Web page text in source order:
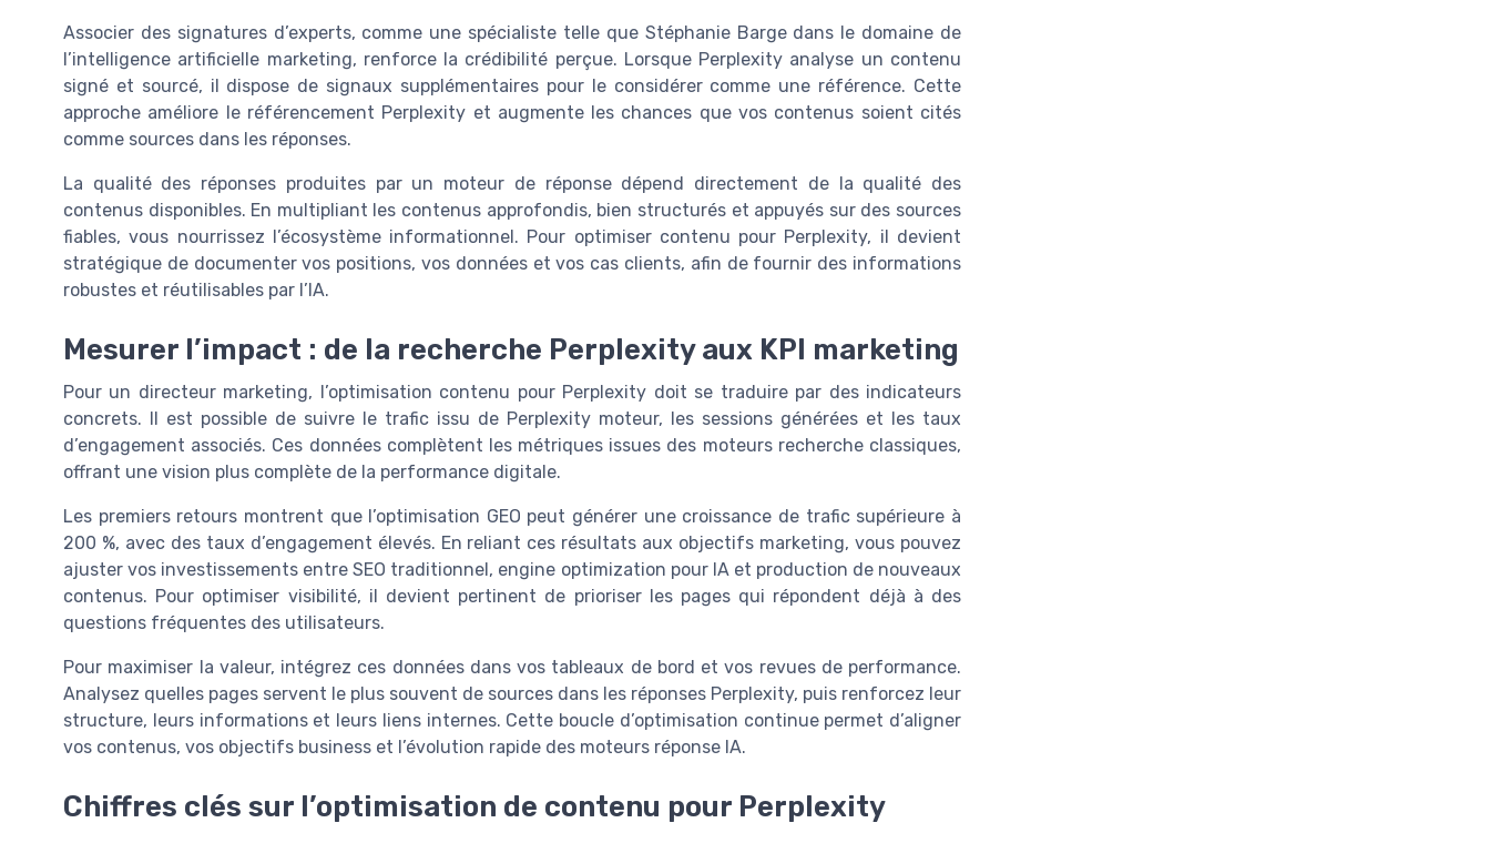
Associer des signatures d’experts, comme une spécialiste telle que Stéphanie Barge dans le domaine de
l’intelligence artificielle marketing, renforce la crédibilité perçue. Lorsque Perplexity analyse un contenu
signé et sourcé, il dispose de signaux supplémentaires pour le considérer comme une référence. Cette
approche améliore le référencement Perplexity et augmente les chances que vos contenus soient cités
comme sources dans les réponses.
La qualité des réponses produites par un moteur de réponse dépend directement de la qualité des
contenus disponibles. En multipliant les contenus approfondis, bien structurés et appuyés sur des sources
fiables, vous nourrissez l’écosystème informationnel. Pour optimiser contenu pour Perplexity, il devient
stratégique de documenter vos positions, vos données et vos cas clients, afin de fournir des informations
robustes et réutilisables par l’IA.
Mesurer l’impact : de la recherche Perplexity aux KPI marketing
Pour un directeur marketing, l’optimisation contenu pour Perplexity doit se traduire par des indicateurs
concrets. Il est possible de suivre le trafic issu de Perplexity moteur, les sessions générées et les taux
d’engagement associés. Ces données complètent les métriques issues des moteurs recherche classiques,
offrant une vision plus complète de la performance digitale.
Les premiers retours montrent que l’optimisation GEO peut générer une croissance de trafic supérieure à
200 %, avec des taux d’engagement élevés. En reliant ces résultats aux objectifs marketing, vous pouvez
ajuster vos investissements entre SEO traditionnel, engine optimization pour IA et production de nouveaux
contenus. Pour optimiser visibilité, il devient pertinent de prioriser les pages qui répondent déjà à des
questions fréquentes des utilisateurs.
Pour maximiser la valeur, intégrez ces données dans vos tableaux de bord et vos revues de performance.
Analysez quelles pages servent le plus souvent de sources dans les réponses Perplexity, puis renforcez leur
structure, leurs informations et leurs liens internes. Cette boucle d’optimisation continue permet d’aligner
vos contenus, vos objectifs business et l’évolution rapide des moteurs réponse IA.
Chiffres clés sur l’optimisation de contenu pour Perplexity